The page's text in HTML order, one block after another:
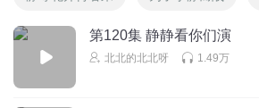
第120集 静静看你们演
北北的北北呀 1.49万